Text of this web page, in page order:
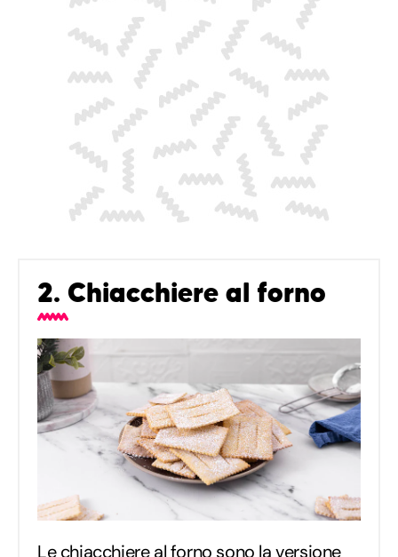
2. Chiacchiere al forno
Le chiacchiere al forno sono la versione